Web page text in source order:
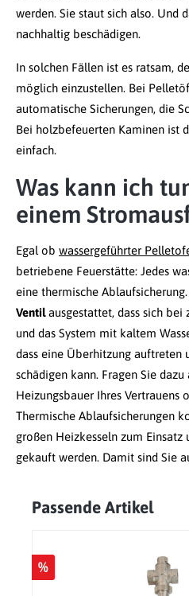
werden. Sie staut sich also. Und
nachhaltig beschädigen.
In solchen Fällen ist es ratsam,
möglich einzustellen. Bei
automatische Sicherungen, die
Bei holzbefeuerten Kaminen ist
einfach.
Was kann ich
einem
Egal ob wassergeführter
betriebene Feuerstätte: Jedes
eine thermische
Ventilausgestattet, dass sich
und das System mit kaltem
dass eine Überhitzung auftreten
schädigen kann. Fragen Sie
Heizungsbauer Ihres Vertrauens
Thermische Ablaufsicherungen
großen Heizkesseln zum
gekauft werden. Damit sind Sie
Produktgalerie überspringen
Passende Artikel
%